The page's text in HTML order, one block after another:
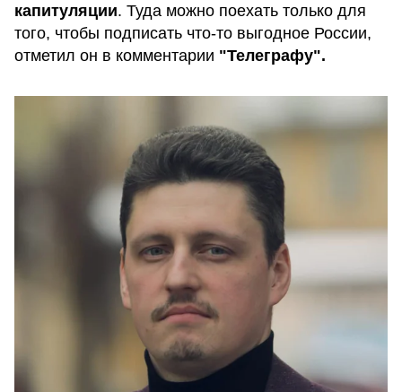
капитуляции. Туда можно поехать только для
того, чтобы подписать что-то выгодное России,
отметил он в комментарии "Телеграфу".